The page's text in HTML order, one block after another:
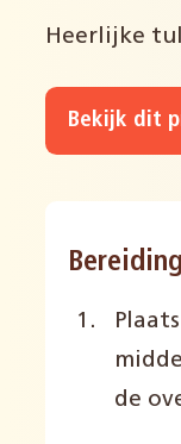
Heerlijke
Bekijk dit
de